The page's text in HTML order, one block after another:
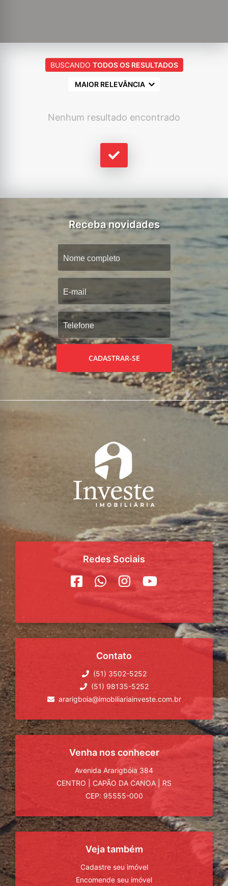
BUSCANDO TODOS OS RESULTADOS
MAIOR RELEVÂNCIA
Nenhum resultado encontrado
Receba novidades
CADASTRAR-SE
Redes Sociais
Contato
(51) 3502-5252
(51) 98135-5252
ararigboia@imobiliariainveste.com.br
Venha nos conhecer
Avenida Ararigbóia 384
CENTRO
CAPÃO DA CANOA
RS
CEP: 95555-000
Veja também
Cadastre seu imóvel
Encomende seu imóvel